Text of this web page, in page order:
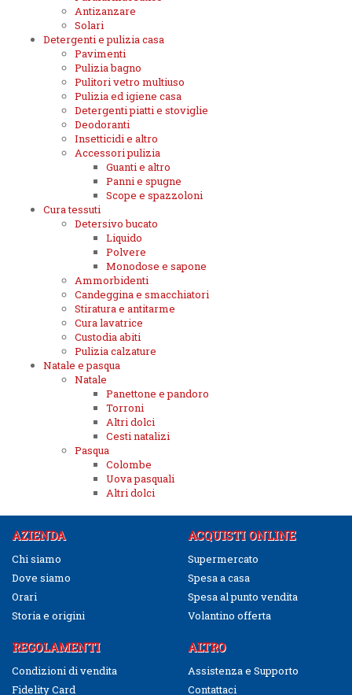
Antizanzare
Solari
Detergenti e pulizia casa
Pavimenti
Pulizia bagno
Pulitori vetro multiuso
Pulizia ed igiene casa
Detergenti piatti e stoviglie
Deodoranti
Insetticidi e altro
Accessori pulizia
Guanti e altro
Panni e spugne
Scope e spazzoloni
Cura tessuti
Detersivo bucato
Liquido
Polvere
Monodose e sapone
Ammorbidenti
Candeggina e smacchiatori
Stiratura e antitarme
Cura lavatrice
Custodia abiti
Pulizia calzature
Natale e pasqua
Natale
Panettone e pandoro
Torroni
Altri dolci
Cesti natalizi
Pasqua
Colombe
Uova pasquali
Altri dolci
AZIENDA
Chi siamo
Dove siamo
Orari
Storia e origini
ACQUISTI ONLINE
Supermercato
Spesa a casa
Spesa al punto vendita
Volantino offerta
REGOLAMENTI
Condizioni di vendita
Fidelity Card
ALTRO
Assistenza e Supporto
Contattaci